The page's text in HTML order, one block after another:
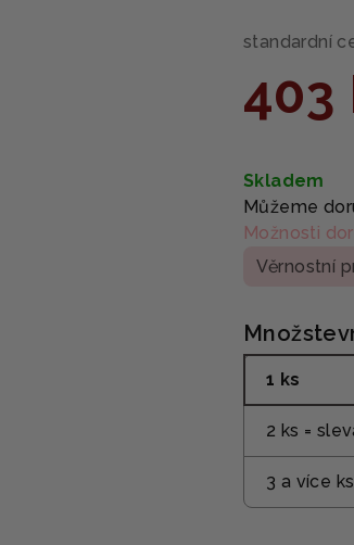
standardní
403
cena:
Skladem
Můžeme
Možnosti
Věrnostní
1 ks
2 ks =
3 a více